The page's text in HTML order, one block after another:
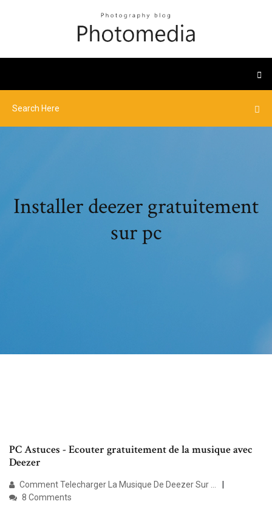
Installer deezer gratuitement
sur pc
PC Astuces - Ecouter gratuitement de la musique avec
Deezer
Comment Telecharger La Musique De Deezer Sur …
8 Comments